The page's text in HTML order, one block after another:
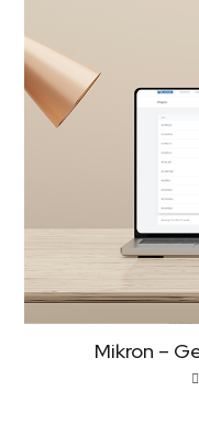
Mikron –